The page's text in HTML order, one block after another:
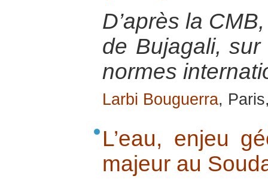
D’après la
de Bujagali,
normes
Larbi Bouguerra,
L’eau, enjeu
majeur au